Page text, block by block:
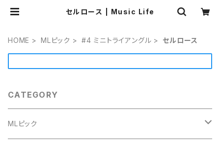
セルロース | Music Life
HOME MLピック #4 ミニトライアングル セルロース
CATEGORY
MLピック